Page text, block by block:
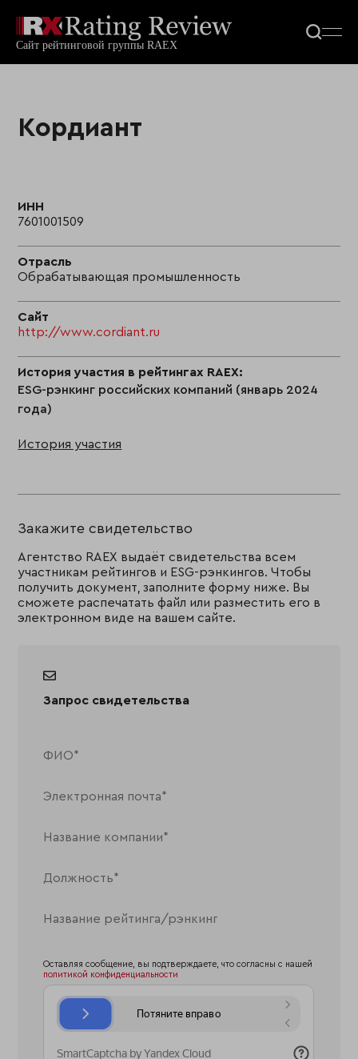
Кордиант
ИНН
7601001509
Отрасль
Обрабатывающая промышленность
Сайт
http://www.cordiant.ru
История участия в рейтингах RAEX:
ESG-рэнкинг российских компаний (январь 2024
года)
История участия
Закажите свидетельство
Агентство RAEX выдаёт свидетельства всем
участникам рейтингов и ESG-рэнкингов. Чтобы
получить документ, заполните форму ниже. Вы
сможете распечатать файл или разместить его в
электронном виде на вашем сайте.
Запрос свидетельства
Оставляя сообщение, вы подтверждаете, что согласны с нашей
политикой конфиденциальности